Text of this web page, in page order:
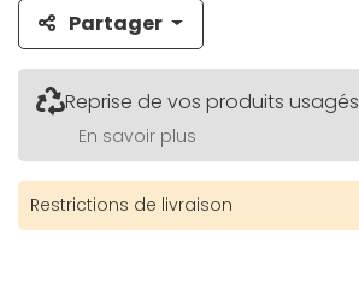
Partager
Reprise de vos produits usagés
En savoir plus
Restrictions de livraison